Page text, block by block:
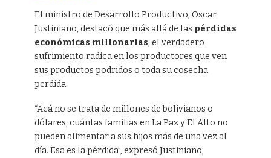
El ministro de Desarrollo Productivo, Oscar
Justiniano, destacó que más allá de las pérdidas
económicas millonarias, el verdadero
sufrimiento radica en los productores que ven
sus productos podridos o toda su cosecha
perdida.
“Acá no se trata de millones de bolivianos o
dólares; cuántas familias en La Paz y El Alto no
pueden alimentar a sus hijos más de una vez al
día. Esa es la pérdida”, expresó Justiniano,